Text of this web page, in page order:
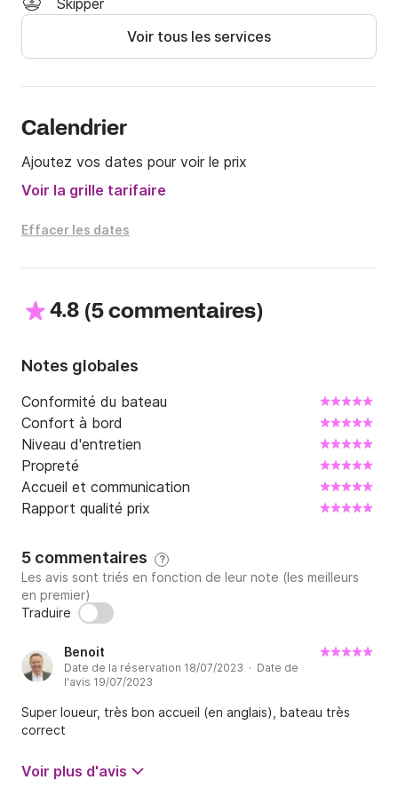
Pour les locations coque nue, un permis bateau est
Carburant non inclus.
au Click&Boat.
À bientôt !
Skipper
Voir tous les services
Calendrier
Ajoutez vos dates pour voir le prix
Voir la grille tarifaire
Effacer les dates
4.8 (5 commentaires)
Notes globales
Conformité du bateau
Confort à bord
Niveau d'entretien
Propreté
Accueil et communication
Rapport qualité prix
5 commentaires ?
Les avis sont triés en fonction de leur note (les meilleurs
en premier)
Traduire
Benoit
Date de la réservation 18/07/2023 · Date de
l'avis 19/07/2023
Super loueur, très bon accueil (en anglais), bateau très
correct
Voir plus d'avis